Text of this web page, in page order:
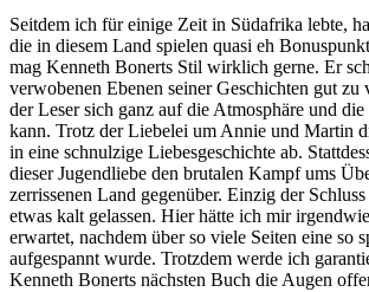
Seitdem ich für einige Zeit in Südafrika lebte,
die in diesem Land spielen quasi eh
mag Kenneth Bonerts Stil wirklich gerne. Er
verwobenen Ebenen seiner Geschichten gut zu
der Leser sich ganz auf die Atmosphäre und
kann. Trotz der Liebelei um Annie und Martin
in eine schnulzige Liebesgeschichte ab.
dieser Jugendliebe den brutalen Kampf ums
zerrissenen Land gegenüber. Einzig der
etwas kalt gelassen. Hier hätte ich mir
erwartet, nachdem über so viele Seiten eine so
aufgespannt wurde. Trotzdem werde ich
Kenneth Bonerts nächsten Buch die Augen